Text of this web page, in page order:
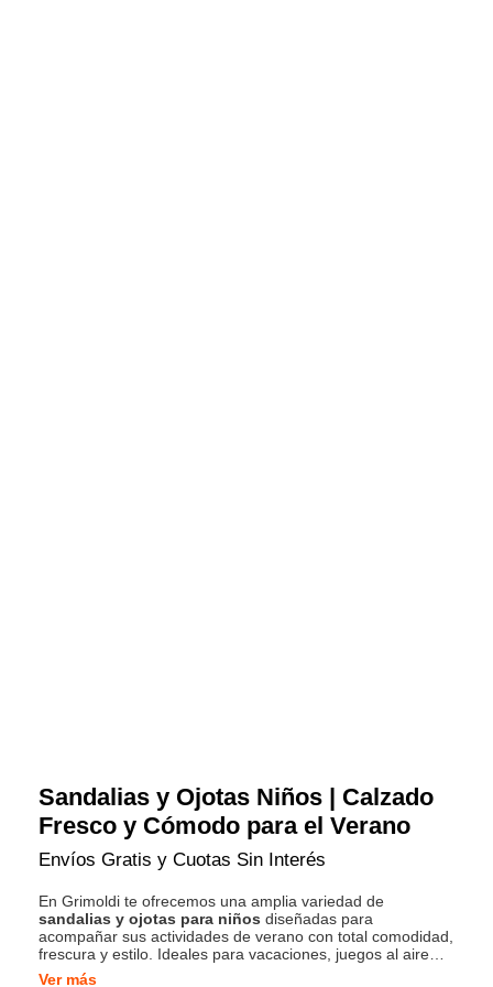
Sandalias y Ojotas Niños | Calzado
Fresco y Cómodo para el Verano
Envíos Gratis y Cuotas Sin Interés
En Grimoldi te ofrecemos una amplia variedad de
sandalias y ojotas para niños diseñadas para
acompañar sus actividades de verano con total comodidad,
frescura y estilo. Ideales para vacaciones, juegos al aire
libre o días de pileta, nuestros modelos combinan
Ver más